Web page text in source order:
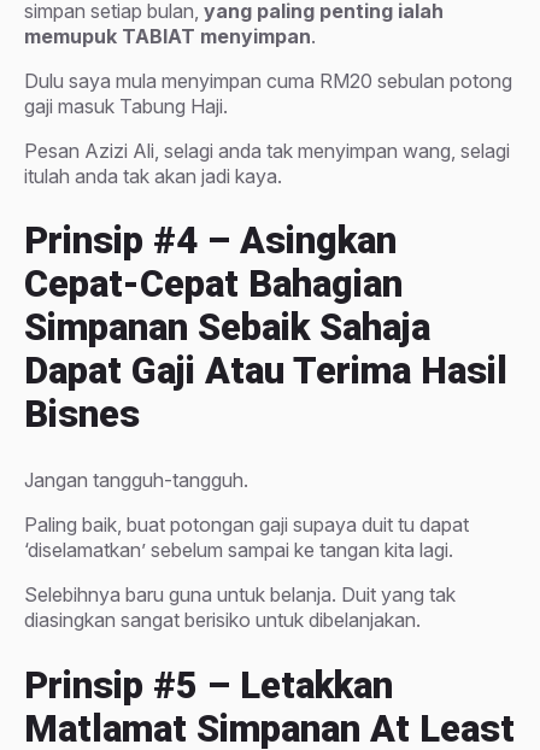
simpan setiap bulan, yang paling penting ialah
memupuk TABIAT menyimpan.
Dulu saya mula menyimpan cuma RM20 sebulan potong
gaji masuk Tabung Haji.
Pesan Azizi Ali, selagi anda tak menyimpan wang, selagi
itulah anda tak akan jadi kaya.
Prinsip #4 – Asingkan
Cepat-Cepat Bahagian
Simpanan Sebaik Sahaja
Dapat Gaji Atau Terima Hasil
Bisnes
Jangan tangguh-tangguh.
Paling baik, buat potongan gaji supaya duit tu dapat
‘diselamatkan’ sebelum sampai ke tangan kita lagi.
Selebihnya baru guna untuk belanja. Duit yang tak
diasingkan sangat berisiko untuk dibelanjakan.
Prinsip #5 – Letakkan
Matlamat Simpanan At Least